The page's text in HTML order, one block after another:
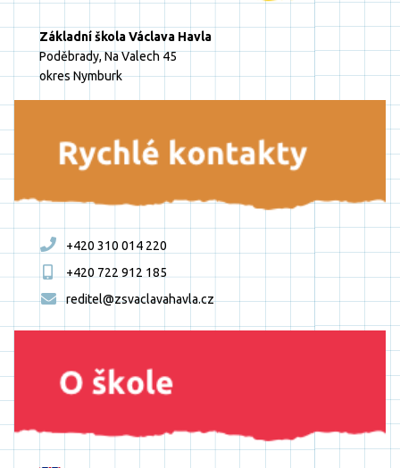
Základní škola Václava Havla
Poděbrady, Na Valech 45
okres Nymburk
+420 310 014 220
+420 722 912 185
reditel@zsvaclavahavla.cz